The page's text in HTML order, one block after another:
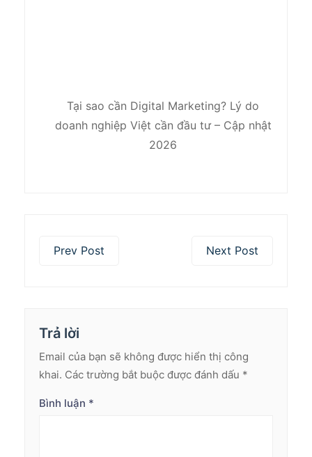
Tại sao cần Digital Marketing? Lý do
doanh nghiệp Việt cần đầu tư – Cập nhật
2026
Prev Post Next Post
Trả lời
Email của bạn sẽ không được hiển thị công
khai. Các trường bắt buộc được đánh dấu *
Bình luận *